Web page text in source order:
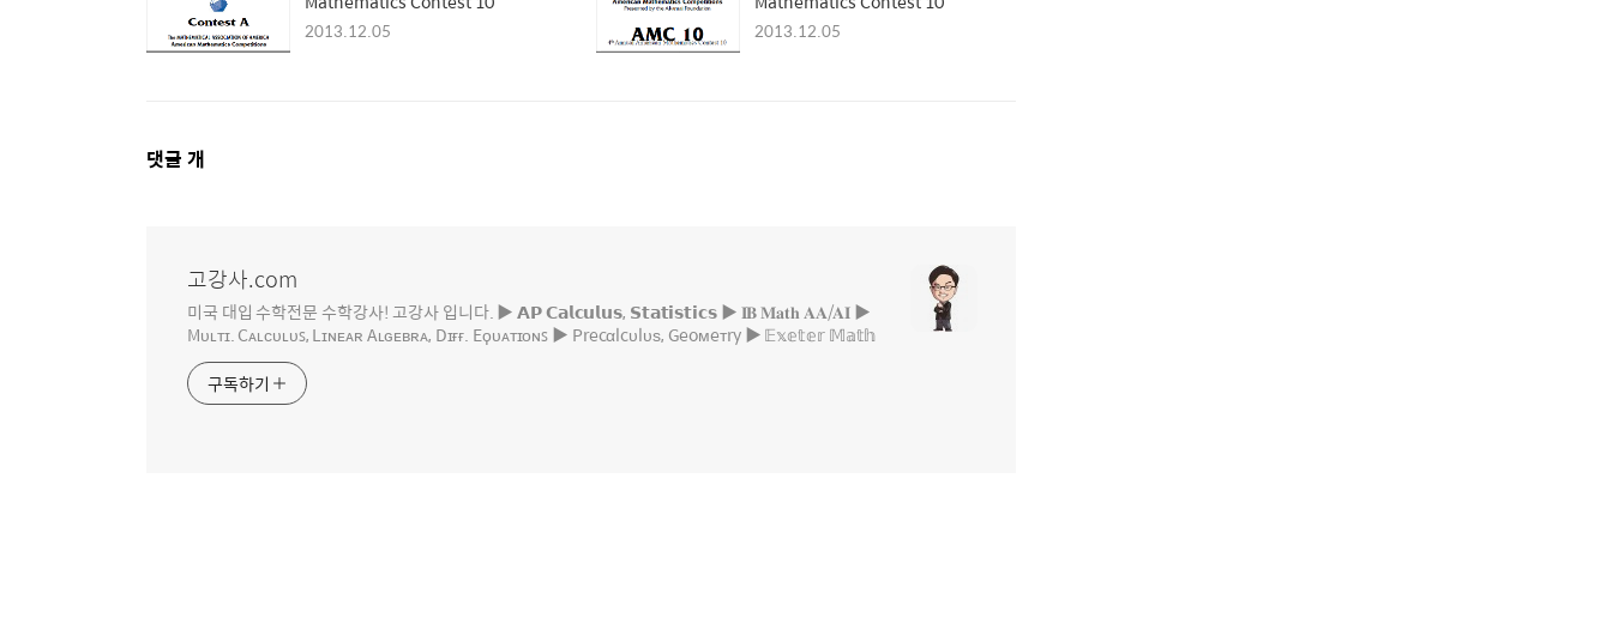
2013.12.05 2013.12.05
댓
댓글 개
고강사.com
미국 대입 수학전문 수학강사! 고강사 입니다. ▶ 𝗔𝗣 𝗖𝗮𝗹𝗰𝘂𝗹𝘂𝘀, 𝗦𝘁𝗮𝘁𝗶𝘀𝘁𝗶𝗰𝘀 ▶ 𝐈𝐁 𝐌𝐚𝐭𝐡 𝐀𝐀/𝐀𝐈 ▶
Mᴜʟᴛɪ. Cᴀʟᴄᴜʟᴜꜱ, Lɪɴᴇᴀʀ Aʟɢᴇʙʀᴀ, Dɪғғ. Eϙᴜᴀᴛɪᴏɴꜱ ▶ Precαlcυlυѕ, Geoмeтry ▶ 𝔼𝕩𝕖𝕥𝕖𝕣 𝕄𝕒𝕥𝕙
구독하기